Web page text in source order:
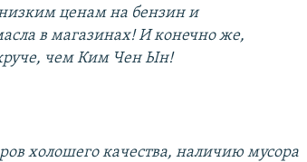
ценам на бензин и
в магазинах! И конечно же,
чем Ким Чен Ын!
холошего качества, наличию мусора